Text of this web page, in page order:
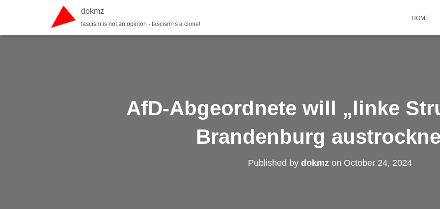
dokmz
fascism is not an opinion - fascism is a crime!
HOME
AfD-Abgeordnete will „linke
Brandenburg
Published by dokmz on October 24, 2024